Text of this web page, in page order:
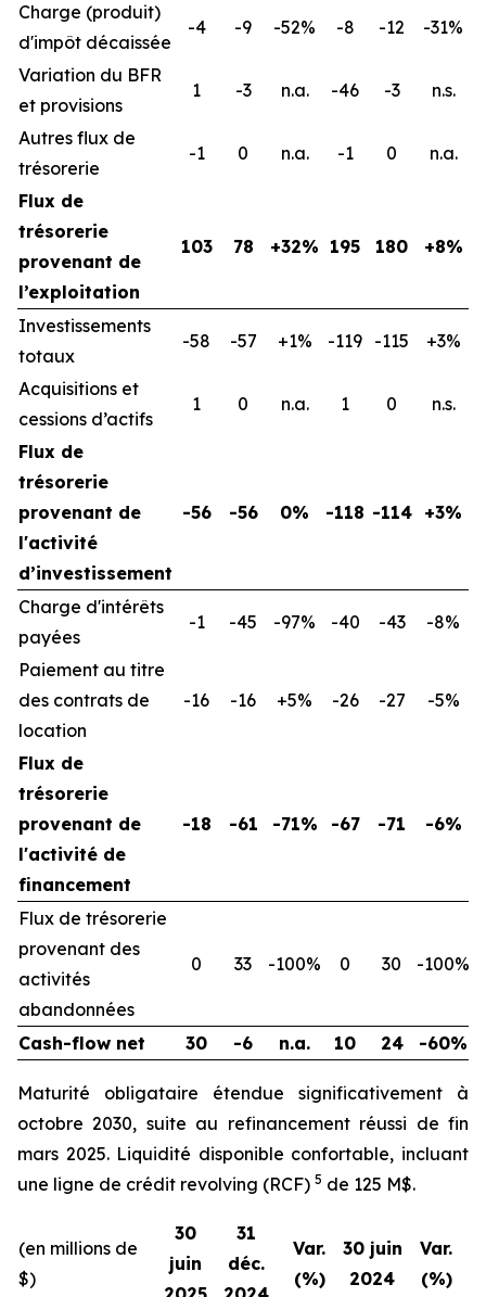
Charge (produit)
d'impôt décaissée
-4 -9 -52% -8 -12 -31%
Variation du BFR
et provisions
1 -3 n.a. -46 -3 n.s.
Autres flux de
trésorerie
-1 0 n.a. -1 0 n.a.
Flux de
trésorerie
provenant de
l’exploitation
103 78 +32% 195 180 +8%
Investissements
totaux
-58 -57 +1% -119 -115 +3%
Acquisitions et
cessions d’actifs
1 0 n.a. 1 0 n.s.
Flux de
trésorerie
provenant de
l'activité
d’investissement
-56 -56 0% -118 -114 +3%
Charge d'intérêts
payées
-1 -45 -97% -40 -43 -8%
Paiement au titre
des contrats de
location
-16 -16 +5% -26 -27 -5%
Flux de
trésorerie
provenant de
l'activité de
financement
-18 -61 -71% -67 -71 -6%
Flux de trésorerie
provenant des
activités
abandonnées
0 33 -100% 0 30 -100%
Cash-flow net 30 -6 n.a. 10 24 -60%
Maturité obligataire étendue significativement à
octobre 2030, suite au refinancement réussi de fin
mars 2025. Liquidité disponible confortable, incluant
une ligne de crédit revolving (RCF) 5 de 125 M$.
(en millions de
$)
30
juin
31
déc.
Var.
(%)
30 juin
2024
Var.
(%)